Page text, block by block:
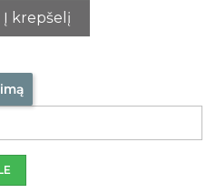
Į krepšelį